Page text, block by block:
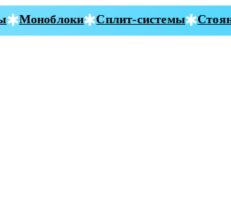
Моноблоки Сплит-системы